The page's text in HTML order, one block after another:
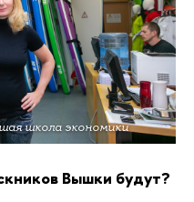
школа экономики
Вышки будут?